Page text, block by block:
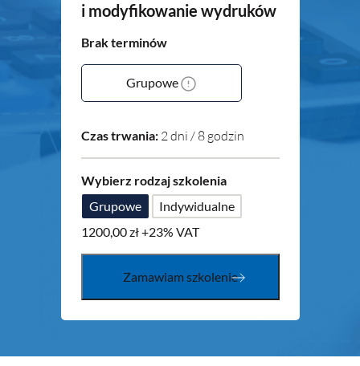
i modyfikowanie wydruków
Brak terminów
Grupowe
Czas trwania: 2 dni / 8 godzin
Wybierz rodzaj szkolenia
Grupowe
Indywidualne
1200,00zł+23% VAT
Zamawiam szkolenie